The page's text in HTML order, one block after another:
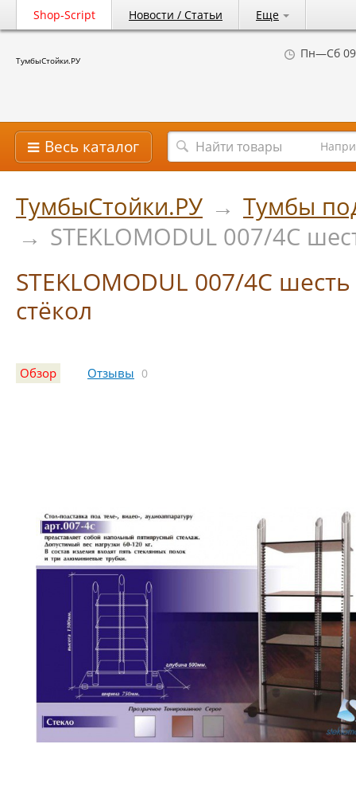
Shop-Script Новости / Статьи Еще
ТумбыСтойки.РУ Пн—Сб
Весь каталог
ТумбыСтойки.РУ → Тумбы
→ STEKLOMODUL 007/4С
STEKLOMODUL 007/4С шесть
стёкол
Обзор Отзывы 0